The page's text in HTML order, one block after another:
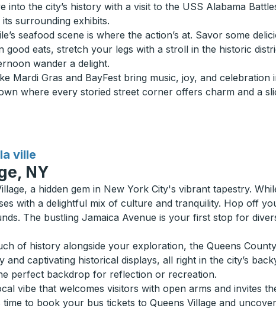
into the city’s history with a visit to the USS Alabama
surrounding exhibits.
seafood scene is where the action’s at. Savor some
good eats, stretch your legs with a stroll in the historic
wander a delight.
Mardi Gras and BayFest bring music, joy, and
where every storied street corner offers charm and a
ville
NY
a hidden gem in New York City's vibrant tapestry.
with a delightful mix of culture and tranquility. Hop off
The bustling Jamaica Avenue is your first stop for
of history alongside your exploration, the Queens
and captivating historical displays, all right in the city’s
perfect backdrop for reflection or recreation.
vibe that welcomes visitors with open arms and invites
to book your bus tickets to Queens Village and